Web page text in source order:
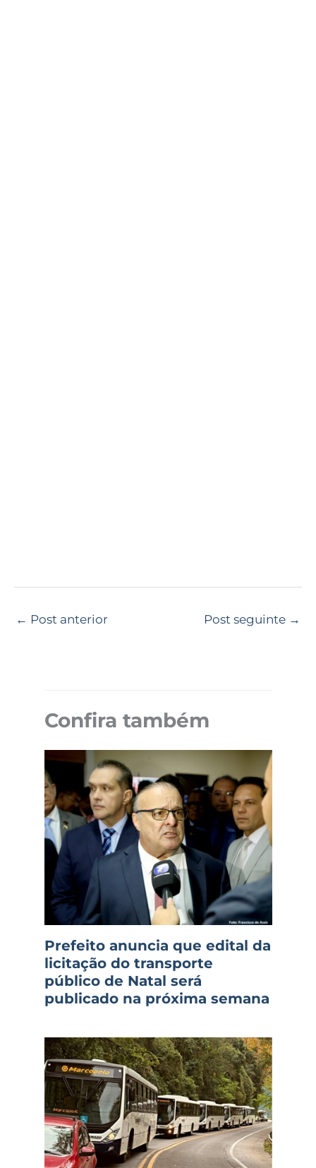
← Post anterior Post seguinte →
Confira também
Prefeito anuncia que edital da
licitação do transporte
público de Natal será
publicado na próxima semana